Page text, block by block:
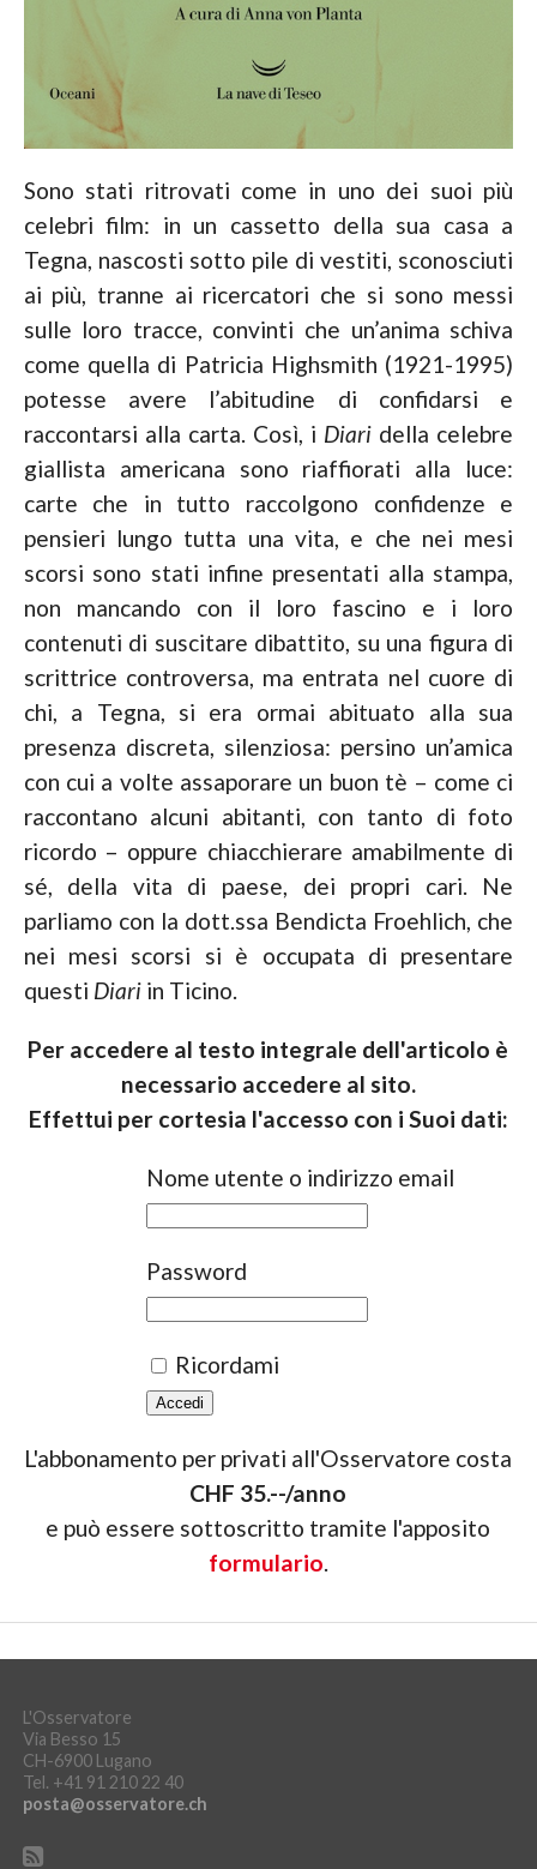
Sono stati ritrovati come in uno dei suoi più
celebri film: in un cassetto della sua casa a
Tegna, nascosti sotto pile di vestiti, sconosciuti
ai più, tranne ai ricercatori che si sono messi
sulle loro tracce, convinti che un’anima schiva
come quella di Patricia Highsmith (1921-1995)
potesse avere l’abitudine di confidarsi e
raccontarsi alla carta. Così, i Diari della celebre
giallista americana sono riaffiorati alla luce:
carte che in tutto raccolgono confidenze e
pensieri lungo tutta una vita, e che nei mesi
scorsi sono stati infine presentati alla stampa,
non mancando con il loro fascino e i loro
contenuti di suscitare dibattito, su una figura di
scrittrice controversa, ma entrata nel cuore di
chi, a Tegna, si era ormai abituato alla sua
presenza discreta, silenziosa: persino un’amica
con cui a volte assaporare un buon tè – come ci
raccontano alcuni abitanti, con tanto di foto
ricordo – oppure chiacchierare amabilmente di
sé, della vita di paese, dei propri cari. Ne
parliamo con la dott.ssa Bendicta Froehlich, che
nei mesi scorsi si è occupata di presentare
questi Diariin Ticino.
Per accedere al testo integrale dell'articolo è
necessario accedere al sito.
Effettui per cortesia l'accesso con i Suoi dati:
Nome utente o indirizzo email
Password
Ricordami
L'abbonamento per privati all'Osservatore costa
CHF 35.--/anno
e può essere sottoscritto tramite l'apposito
formulario.
L'Osservatore
Via Besso 15
CH-6900 Lugano
Tel. +41 91 210 22 40
posta@osservatore.ch